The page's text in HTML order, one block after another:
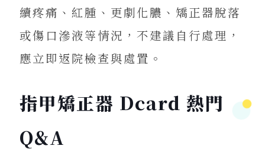
續疼痛、紅腫、更劇化膿、矯正器脫落
或傷口滲液等情況，不建議自行處理，
應立即返院檢查與處置。
指甲矯正器 Dcard 熱門
Q&A